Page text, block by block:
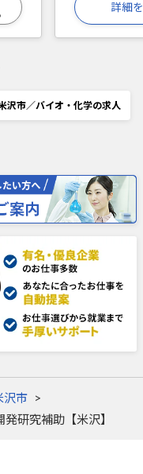
詳細
沢市／バイオ・化学の求人
沢市
研究補助【米沢】